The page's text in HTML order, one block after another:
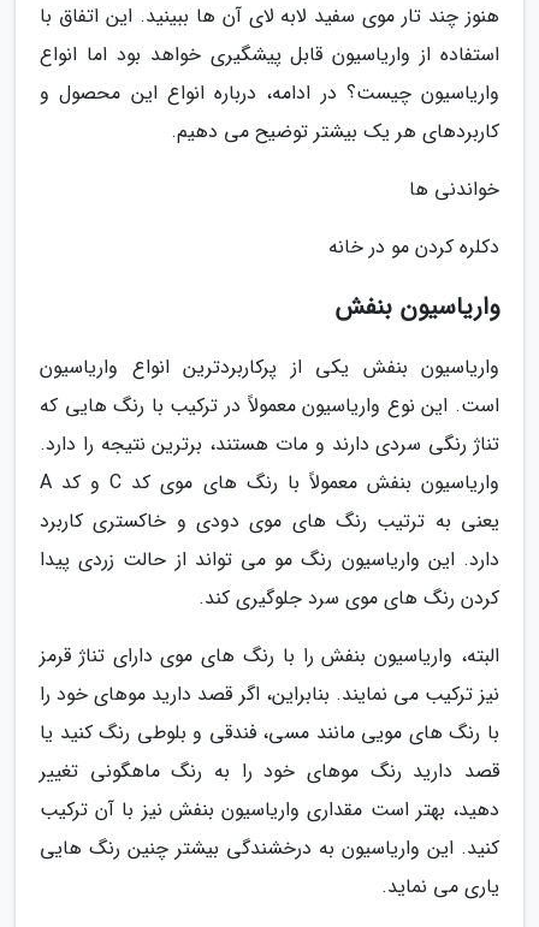
هنوز چند تار موی سفید لابه لای آن ها ببینید. این اتفاق با
استفاده از واریاسیون قابل پیشگیری خواهد بود اما انواع
واریاسیون چیست؟ در ادامه، درباره انواع این محصول و
کاربردهای هر یک بیشتر توضیح می دهیم.
خواندنی ها
دکلره کردن مو در خانه
واریاسیون بنفش
واریاسیون بنفش یکی از پرکاربردترین انواع واریاسیون
است. این نوع واریاسیون معمولاً در ترکیب با رنگ هایی که
تناژ رنگی سردی دارند و مات هستند، برترین نتیجه را دارد.
واریاسیون بنفش معمولاً با رنگ های موی کد C و کد A
یعنی به ترتیب رنگ های موی دودی و خاکستری کاربرد
دارد. این واریاسیون رنگ مو می تواند از حالت زردی پیدا
کردن رنگ های موی سرد جلوگیری کند.
البته، واریاسیون بنفش را با رنگ های موی دارای تناژ قرمز
نیز ترکیب می نمایند. بنابراین، اگر قصد دارید موهای خود را
با رنگ های مویی مانند مسی، فندقی و بلوطی رنگ کنید یا
قصد دارید رنگ موهای خود را به رنگ ماهگونی تغییر
دهید، بهتر است مقداری واریاسیون بنفش نیز با آن ترکیب
کنید. این واریاسیون به درخشندگی بیشتر چنین رنگ هایی
یاری می نماید.